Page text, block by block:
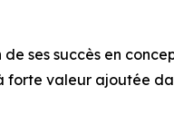
ses succès en
forte valeur ajoutée